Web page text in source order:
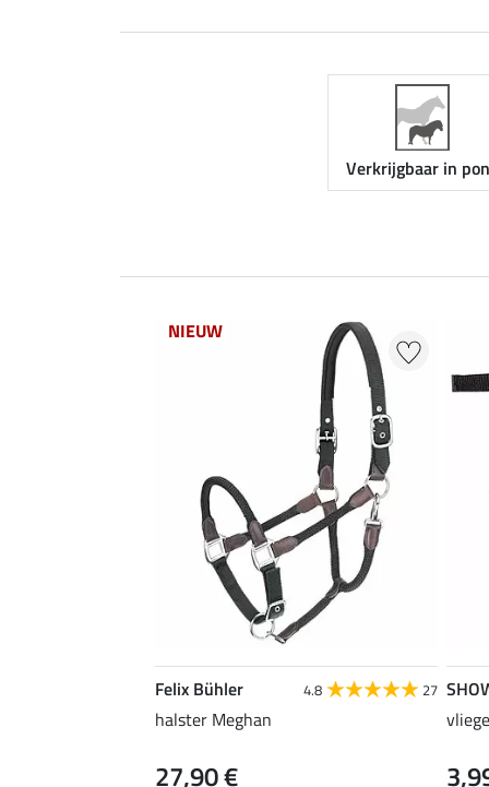
Verkrijgbaar in
NIEUW
Felix Bühler 4.8 27
halster Meghan
27,90 €